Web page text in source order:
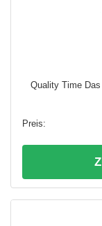
Quality Time